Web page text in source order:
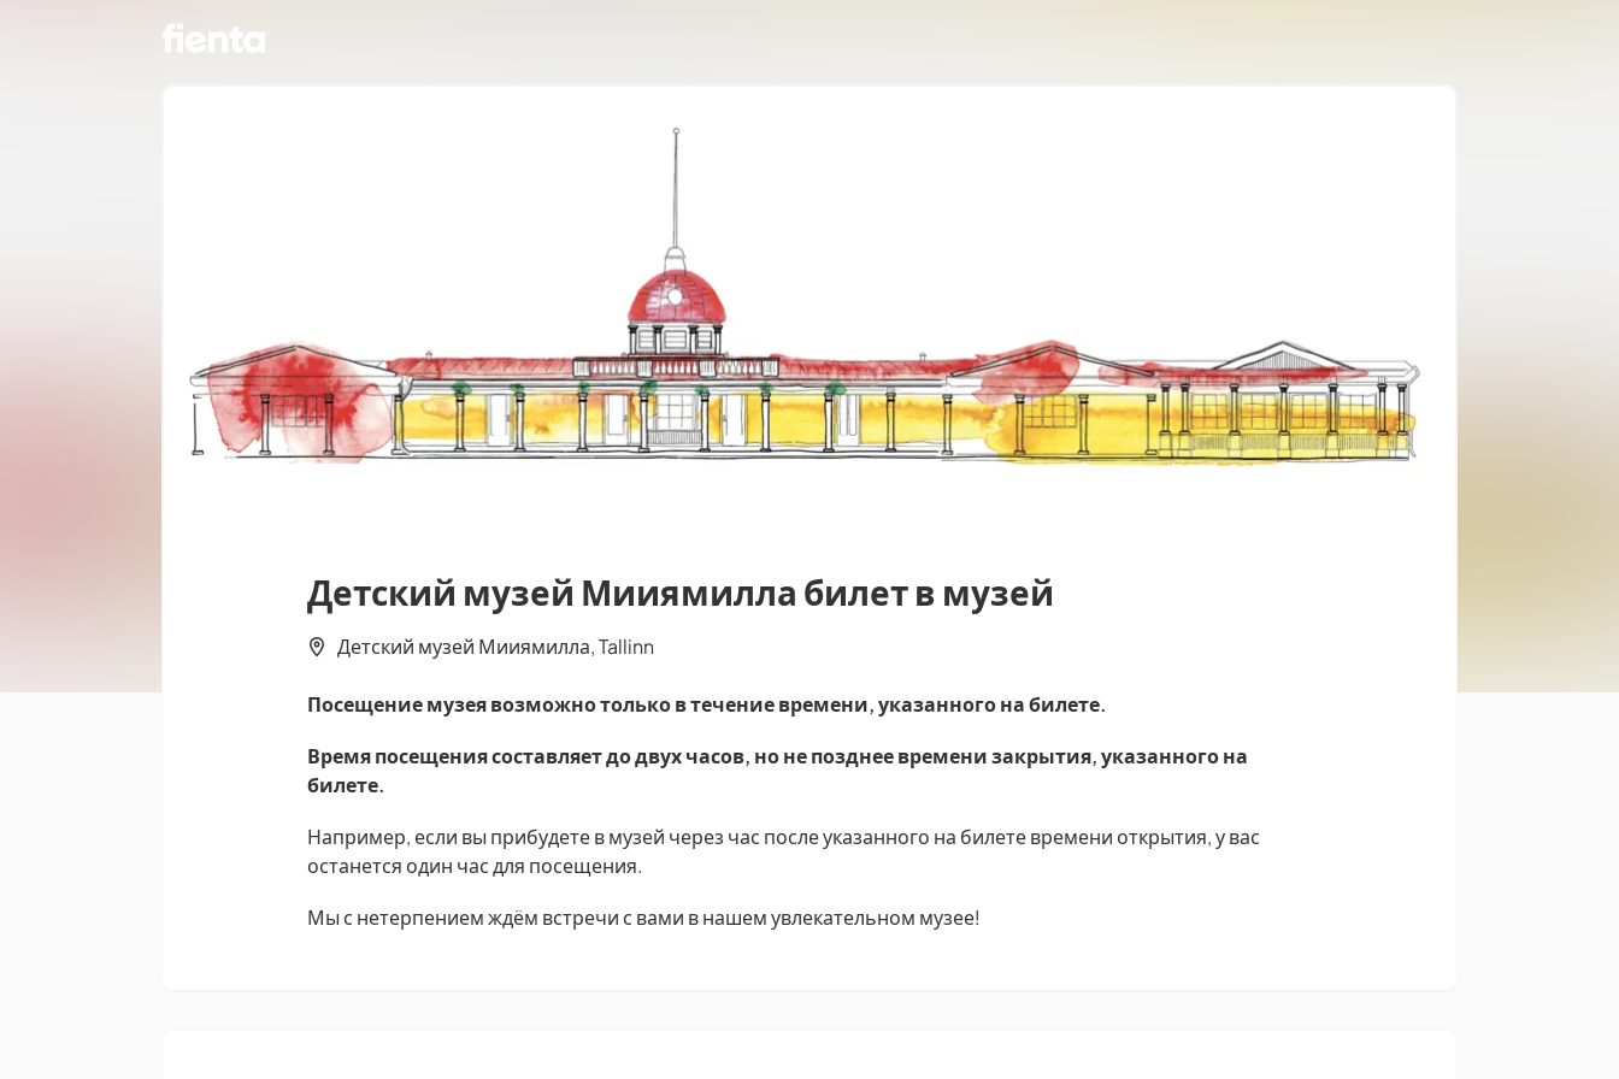
Детский музей Мииямилла билет в музей
Детский музей Мииямилла, Tallinn
Посещение музея возможно только в течение времени, указанного на билете.
Время посещения составляет до двух часов, но не позднее времени закрытия, указанного на
билете.
Например, если вы прибудете в музей через час после указанного на билете времени открытия, у вас
останется один час для посещения.
Мы с нетерпением ждём встречи с вами в нашем увлекательном музее!